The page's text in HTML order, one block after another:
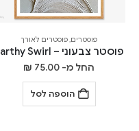
פוסטרים,פוסטרים לאורך
פוסטר צבעוני – Earthy Swirl
החל מ- ₪ 75.00
הוספה לסל